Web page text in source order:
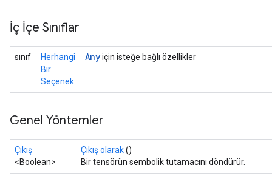
İç İçe Sınıflar
sınıf
Herhangi
Bir
Seçenek
Anyiçin isteğe bağlı özellikler
Genel Yöntemler
Çıkış
<Boolean>
Çıkış olarak()
Bir tensörün sembolik tutamacını döndürür.